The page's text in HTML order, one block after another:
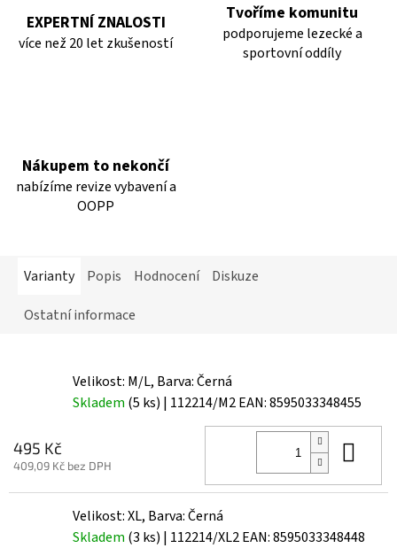
EXPERTNÍ ZNALOSTI
více než 20 let zkušeností
Tvoříme komunitu
podporujeme lezecké a
sportovní oddíly
Nákupem to nekončí
nabízíme revize vybavení a
OOPP
Varianty Popis Hodnocení
Diskuze
Ostatní informace
Velikost: M/L, Barva: Černá
Skladem (5 ks) | 112214/M2EAN:8595033348455
495 Kč
409,09 Kč bez DPH
Velikost: XL, Barva: Černá
Skladem (3 ks) | 112214/XL2EAN:8595033348448